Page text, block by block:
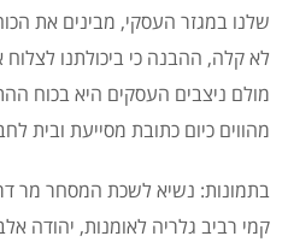
שלנו במגזר העסקי, מבינים את
לא קלה, ההבנה כי ביכולתנו
מולם ניצבים העסקים היא בכוח
מהווים כיום כתובת מסייעת ובית
בתמונות: נשיא לשכת המסחר מר
קמי רביב גלריה לאומנות, יהודה